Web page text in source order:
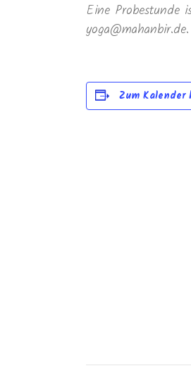
Eine Probestunde
yoga@mahanbir.de.
Zum Kalender